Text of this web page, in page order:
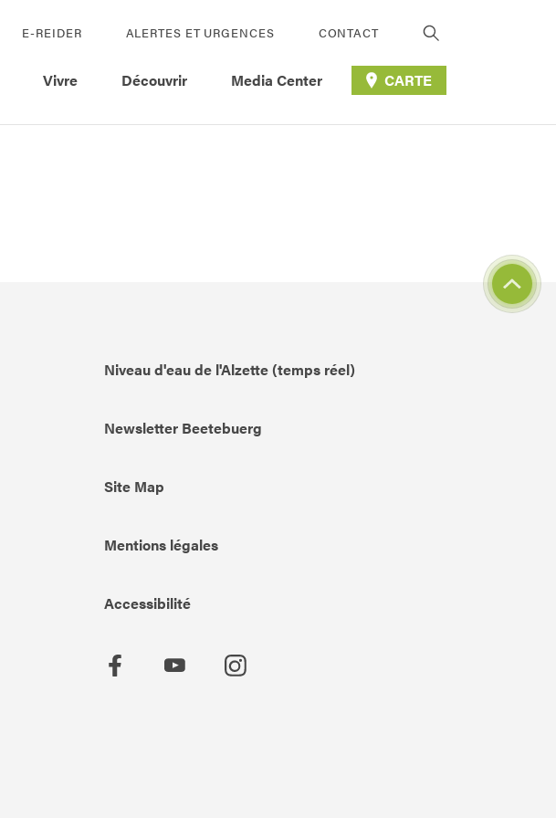
E-REIDER ALERTES ET URGENCES CONTACT
Vivre Découvrir Media Center CARTE
Niveau d'eau de l'Alzette (temps réel)
Newsletter Beetebuerg
Site Map
Mentions légales
Accessibilité